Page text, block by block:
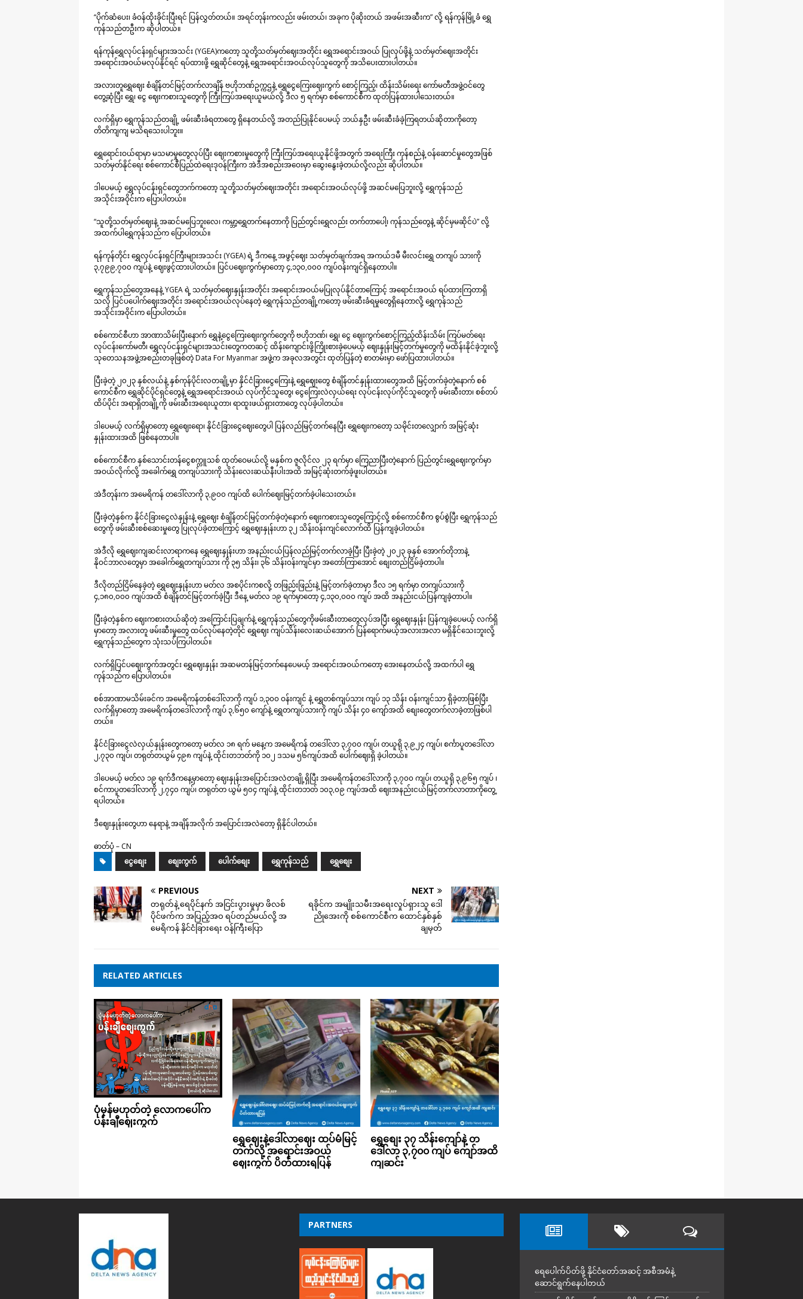
“ပိုက်ဆံပေး၊ ခံဝန်ထိုးခိုင်းပြီးရင် ပြန်လွှတ်တယ်။ အရင်တုန်းကလည်း ဖမ်းတယ်၊ အခုက ပိုဆိုးတယ် အဖမ်းအဆီးက” လို့ ရန်ကုန်မြို့ခံ ရွှေ
ကုန်သည်တဦးက ဆိုပါတယ်။
ရန်ကုန်ရွှေလုပ်ငန်းရှင်များအသင်း (YGEA)ကတော့ သူတို့သတ်မှတ်ဈေးအတိုင်း ရွှေအရောင်းအဝယ် ပြုလုပ်ဖို့နဲ့ သတ်မှတ်ဈေးအတိုင်း
အရောင်းအဝယ်မလုပ်နိုင်ရင် ရပ်ထားဖို့ ရွှေဆိုင်တွေနဲ့ ရွှေအရောင်းအဝယ်လုပ်သူတွေကို အသိပေးထားပါတယ်။
အလားတူရွှေဈေး စံချိန်တင်မြင့်တက်လာချိန် ဗဟိုဘဏ်ဥက္ကဌနဲ့ ရွှေငွေကြေးဈေးကွက် စောင့်ကြည့်၊ ထိန်းသိမ်းရေး ကော်မတီအဖွဲ့ဝင်တွေ
တွေ့ဆုံပြီး ရွှေ၊ ငွေ ဈေးကစားသူတွေကို ကြီးကြပ်အရေးယူမယ်လို့ ဒီလ ၅ ရက်မှာ စစ်ကောင်စီက ထုတ်ပြန်ထားပါသေးတယ်။
လက်ရှိမှာ ရွှေကုန်သည်တချို့ ဖမ်းဆီးခံရတာတွေ ရှိနေတယ်လို့ အတည်ပြုနိုင်ပေမယ့် ဘယ်နှဦး ဖမ်းဆီးခံခဲ့ကြရတယ်ဆိုတာကိုတော့
တိတိကျကျ မသိရသေးပါဘူး။
ရွှေရောင်းဝယ်ရာမှာ မသမာမှုတွေလုပ်ပြီး ဈေးကစားမှုတွေကို ကြီးကြပ်အရေးယူနိုင်ဖို့အတွက် အရေးကြီး ကုန်စည်နဲ့ ဝန်ဆောင်မှုတွေအဖြစ်
သတ်မှတ်နိုင်ရေး စစ်ကောင်စီပြည်ထဲရေးဒုဝန်ကြီးက အဲဒီအစည်းအဝေးမှာ ဆွေးနွေးခဲ့တယ်လို့လည်း ဆိုပါတယ်။
ဒါပေမယ့် ရွှေလုပ်ငန်းရှင်တွေဘက်ကတော့ သူတို့သတ်မှတ်ဈေးအတိုင်း အရောင်းအဝယ်လုပ်ဖို့ အဆင်မပြေဘူးလို့ ရွှေကုန်သည်
အသိုင်းအဝိုင်းက ပြောပါတယ်။
“သူတို့သတ်မှတ်ဈေးနဲ့ အဆင်မပြေဘူးလေ၊ ကမ္ဘာ့ရွှေတက်နေတာကို ပြည်တွင်းရွှေလည်း တက်တာပေါ့၊ ကုန်သည်တွေနဲ့ ဆိုင်မှမဆိုင်ပဲ” လို့
အထက်ပါရွှေကုန်သည်က ပြောပါတယ်။
ရန်ကုန်တိုင်း ရွှေလုပ်ငန်းရှင်ကြီးများအသင်း (YGEA) ရဲ့ ဒီကနေ့ အဖွင့်ဈေး သတ်မှတ်ချက်အရ အကယ်ဒမီ မီးလင်းရွှေ တကျပ် သားကို
၃,၇၉၉,၇၀၀ ကျပ်နဲ့ ဈေးဖွင့်ထားပါတယ်။ ပြင်ပဈေးကွက်မှာတော့ ၄,၁၃၀,၀၀၀ ကျပ်ဝန်းကျင်ရှိနေတာပါ။
ရွှေကုန်သည်တွေအနေနဲ့ YGEA ရဲ့ သတ်မှတ်ဈေးနှုန်းအတိုင်း အရောင်းအဝယ်မပြုလုပ်နိုင်တာကြောင့် အရောင်းအဝယ် ရပ်ထားကြတာရှိ
သလို ပြင်ပပေါက်ဈေးအတိုင်း အရောင်းအဝယ်လုပ်နေတဲ့ ရွှေကုန်သည်တချို့ကတော့ ဖမ်းဆီးခံရမှုတွေရှိနေတာလို့ ရွှေကုန်သည်
အသိုင်းအဝိုင်းက ပြောပါတယ်။
စစ်ကောင်စီဟာ အာဏာသိမ်းပြီးနောက် ရွှေနဲ့ငွေကြေးဈေးကွက်တွေကို ဗဟိုဘဏ်၊ ရွှေ၊ ငွေ ဈေးကွက်စောင့်ကြည့်ထိန်းသိမ်း ကြပ်မတ်ရေး
လုပ်ငန်းကော်မတီ၊ ရွှေလုပ်ငန်းရှင်များအသင်းတွေကတဆင့် ထိန်းကျောင်းဖို့ကြိုးစားခဲ့ပေမယ့် ဈေးနှုန်းမြင့်တက်မှုတွေကို မထိန်းနိုင်ခဲ့ဘူးလို့
သုတေသနအဖွဲ့အစည်းတခုဖြစ်တဲ့ Data For Myanmar အဖွဲ့က အခုလအတွင်း ထုတ်ပြန်တဲ့ စာတမ်းမှာ ဖော်ပြထားပါတယ်။
ပြီးခဲ့တဲ့ ၂၀၂၃ နှစ်လယ်နဲ့ နှစ်ကုန်ပိုင်းလတချို့မှာ နိုင်ငံခြားငွေကြေးနဲ့ ရွှေဈေးတွေ စံချိန်တင်နှုန်းထားတွေအထိ မြင့်တက်ခဲ့တဲ့နောက် စစ်
ကောင်စီက ရွှေဆိုင်ပိုင်ရှင်တွေနဲ့ ရွှေအရောင်းအဝယ် လုပ်ကိုင်သူတွေ၊ ငွေကြေးလဲလှယ်ရေး လုပ်ငန်းလုပ်ကိုင်သူတွေကို ဖမ်းဆီးတာ၊ စစ်တပ်
ထိပ်ပိုင်း အရာရှိတချို့ကို ဖမ်းဆီးအရေးယူတာ၊ ရာထူးဖယ်ရှားတာတွေ လုပ်ခဲ့ပါတယ်။
ဒါပေမယ့် လက်ရှိမှာတော့ ရွှေဈေးရော၊ နိုင်ငံခြားငွေဈေးတွေပါ ပြန်လည်မြင့်တက်နေပြီး ရွှေဈေးကတော့ သမိုင်းတလျှောက် အမြင့်ဆုံး
နှုန်းထားအထိ ဖြစ်နေတာပါ။
စစ်ကောင်စီက နှစ်သောင်းတန်ငွေစက္ကူသစ် ထုတ်ဝေမယ်လို့ မနှစ်က ဇူလိုင်လ ၂၃ ရက်မှာ ကြေညာပြီးတဲ့နောက် ပြည်တွင်းရွှေဈေးကွက်မှာ
အဝယ်လိုက်လို့ အခေါက်ရွှေ တကျပ်သားကို သိန်းလေးဆယ်နီးပါးအထိ အမြင့်ဆုံးတက်ခဲ့ဖူးပါတယ်။
အဲဒီတုန်းက အမေရိကန် တဒေါ်လာကို ၃,၉၀၀ ကျပ်ထိ ပေါက်ဈေးမြင့်တက်ခဲ့ပါသေးတယ်။
ပြီးခဲ့တဲ့နှစ်က နိုင်ငံခြားငွေလဲနှုန်းနဲ့ ရွှေဈေး စံချိန်တင်မြင့်တက်ခဲ့တဲ့နောက် ဈေးကစားသူတွေကြောင့်လို့ စစ်ကောင်စီက စွပ်စွဲပြီး ရွှေကုန်သည်
တွေကို ဖမ်းဆီးစစ်ဆေးမှုတွေ ပြုလုပ်ခဲ့တာကြောင့် ရွှေဈေးနှုန်းဟာ ၃၂ သိန်းဝန်းကျင်လောက်ထိ ပြန်ကျခဲ့ပါတယ်။
အဲဒီလို ရွှေဈေးကျဆင်းလာရာကနေ ရွှေဈေးနှုန်းဟာ အနည်းငယ်ပြန်လည်မြင့်တက်လာခဲ့ပြီး ပြီးခဲ့တဲ့ ၂၀၂၃ ခုနှစ် အောက်တိုဘာနဲ့
နိုဝင်ဘာလတွေမှာ အခေါက်ရွှေတကျပ်သား ကို ၃၅ သိန်း၊ ၃၆ သိန်းဝန်းကျင်မှာ အတော်ကြာအောင် စျေးတည်ငြိမ်ခဲ့တာပါ။
ဒီလိုတည်ငြိမ်နေခဲ့တဲ့ ရွှေဈေးနှုန်းဟာ မတ်လ အစပိုင်းကစလို့ တဖြည်းဖြည်းနဲ့ မြင့်တက်ခဲ့တာမှာ ဒီလ ၁၅ ရက်မှာ တကျပ်သားကို
၄,၁၈၀,၀၀၀ ကျပ်အထိ စံချိန်တင်မြင့်တက်ခဲ့ပြီး ဒီနေ့ မတ်လ ၁၉ ရက်မှာတော့ ၄,၁၃၀,၀၀၀ ကျပ် အထိ အနည်းငယ်ပြန်ကျခဲ့တာပါ။
ပြီးခဲ့တဲ့နှစ်က ဈေးကစားတယ်ဆိုတဲ့ အကြောင်းပြချက်နဲ့ ရွှေကုန်သည်တွေကိုဖမ်းဆီးတာတွေလုပ်အပြီး ရွှေဈေးနှုန်း ပြန်ကျခဲ့ပေမယ့် လက်ရှိ
မှာတော့ အလားတူ ဖမ်းဆီးမှုတွေ ထပ်လုပ်နေတဲ့တိုင် ရွှေဈေး ကျပ်သိန်းလေးဆယ်အောက် ပြန်ရောက်မယ့်အလားအလာ မရှိနိုင်သေးဘူးလို့
ရွှေကုန်သည်တွေက သုံးသပ်ကြပါတယ်။
လက်ရှိပြင်ပဈေးကွက်အတွင်း ရွှေဈေးနှုန်း အဆမတန်မြင့်တက်နေပေမယ့် အရောင်းအဝယ်ကတော့ အေးနေတယ်လို့ အထက်ပါ ရွှေ
ကုန်သည်က ပြောပါတယ်။
စစ်အာဏာမသိမ်းခင်က ‌အမေရိကန်တစ်‌ဒေါ်လာကို ကျပ် ၁,၃၀၀ ဝန်းကျင် နဲ့ ရွှေတစ်ကျပ်သား ကျပ် ၁၃ သိန်း ဝန်းကျင်သာ ရှိခဲ့တာဖြစ်ပြီး
လက်ရှိမှာတော့ အမေရိကန်တဒေါ်လာကို ကျပ် ၃,၆၅၀ ကျော်နဲ့ ရွှေတကျပ်သားကို ကျပ် သိန်း ၄၀ ကျော်အထိ စျေးတွေတက်လာခဲ့တာဖြစ်ပါ
တယ်။
နိုင်ငံခြားငွေလဲလှယ်နှုန်းတွေကတော့ မတ်လ ၁၈ ရက် မနေ့က အမေရိကန် တဒေါ်လာ ၃,၇၀၀ ကျပ်၊ တယူရို ၃,၉၂၄ ကျပ်၊ စင်္ကာပူတဒေါ်လာ
၂,၇၃၀ ကျပ်၊ တရုတ်တယွမ် ၄၉၈ ကျပ်နဲ့ ထိုင်းတဘတ်ကို ၁၀၂ ဒသမ ၅၆ကျပ်အထိ ပေါက်ဈေးရှိ ခဲ့ပါတယ်။
ဒါပေမယ့် မတ်လ ၁၉ ရက်ဒီကနေ့မှာတော့ ဈေးနှုန်းအပြောင်းအလဲတချို့ရှိပြီး အမေရိကန်တဒေါ်လာကို ၃,၇၀၀ ကျပ်၊ တယူရို ၃,၉၆၅ ကျပ် ၊
စင်ကာပူတဒေါ်လာကို ၂,၇၄၀ ကျပ်၊ တရုတ်တ ယွမ် ၅၀၄ ကျပ်နဲ့ ထိုင်းတဘတ် ၁၀၃,၀၉ ကျပ်အထိ ဈေးအနည်းငယ်မြင့်တက်လာတာကိုတွေ့
ရပါတယ်။
ဒီဈေးနှုန်းတွေဟာ နေရာနဲ့ အချိန်အလိုက် အပြောင်းအလဲတော့ ရှိနိုင်ပါတယ်။
ဓာတ်ပုံ – CN
ငွေစျေး
စျေးကွက် ပေါက်စျေး ရွှေကုန်သည် ရွှေစျေး
PREVIOUS
တရုတ်နဲ့ ရေပိုင်နက် အငြင်းပွားမှုမှာ ဖိလစ်
ပိုင်ဖက်က အပြည့်အဝ ရပ်တည်မယ်လို့ အ
မေရိကန် နိုင်ငံခြားရေး ဝန်ကြီးပြော
NEXT
ရခိုင်က အမျိုးသမီးအရေးလှုပ်ရှားသူ ဒေါ်
ညိုအေးကို စစ်ကောင်စီက ထောင်နှစ်နှစ်
ချမှတ်
RELATED ARTICLES
ပုံမှန်မဟုတ်တဲ့ လောကပေါ်က
ပန်းချီဈေးကွက်
ရွှေဈေးနဲ့ဒေါ်လာဈေး ထပ်မံမြင့်
တက်လို့ အရောင်းအဝယ်
ဈေးကွက် ပိတ်ထားရပြန်
ရွှေစျေး ၃၇ သိန်းကျော်နဲ့ တ
ဒေါ်လာ ၃,၇၀၀ ကျပ် ကျော်အထိ
ကျဆင်း
PARTNERS
ရေပေါက်ပိတ်ဖို့ နိုင်ငံတော်အဆင့် အစီအမံနဲ့
ဆောင်ရွက်နေပါတယ်